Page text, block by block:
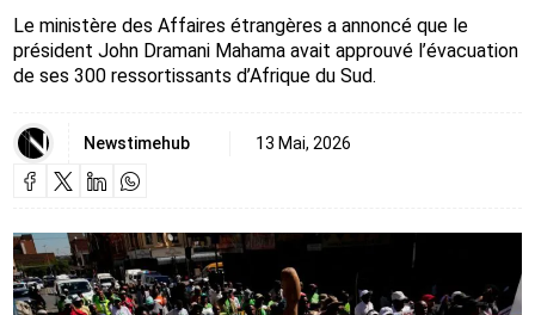
Le ministère des Affaires étrangères a annoncé que le
président John Dramani Mahama avait approuvé l’évacuation
de ses 300 ressortissants d’Afrique du Sud.
Newstimehub 13 Mai, 2026